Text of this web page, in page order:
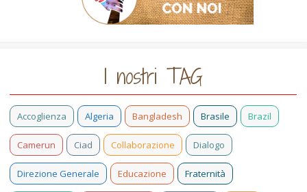
I nostri TAG
Accoglienza Algeria Bangladesh Brasile Brazil
Camerun Ciad Collaborazione Dialogo
Direzione Generale Educazione Fraternità